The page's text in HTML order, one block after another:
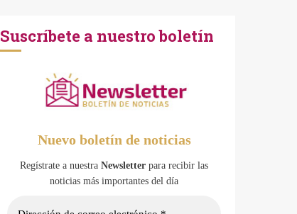
Suscríbete a nuestro boletín
Nuevo boletín de noticias
Regístrate a nuestra Newsletter para recibir las
noticias más importantes del día